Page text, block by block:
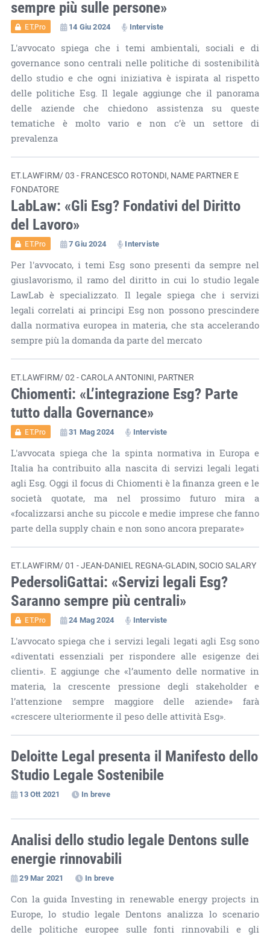
sempre più sulle persone»
ET.Pro 14 Giu 2024 Interviste
L'avvocato spiega che i temi ambientali, sociali e di
governance sono centrali nelle politiche di sostenibilità
dello studio e che ogni iniziativa è ispirata al rispetto
delle politiche Esg. Il legale aggiunge che il panorama
delle aziende che chiedono assistenza su queste
tematiche è molto vario e non c’è un settore di
prevalenza
ET.LAWFIRM/ 03 - FRANCESCO ROTONDI, NAME PARTNER E
FONDATORE
LabLaw: «Gli Esg? Fondativi del Diritto
del Lavoro»
ET.Pro 7 Giu 2024 Interviste
Per l'avvocato, i temi Esg sono presenti da sempre nel
giuslavorismo, il ramo del diritto in cui lo studio legale
LawLab è specializzato. Il legale spiega che i servizi
legali correlati ai principi Esg non possono prescindere
dalla normativa europea in materia, che sta accelerando
sempre più la domanda da parte del mercato
ET.LAWFIRM/ 02 - CAROLA ANTONINI, PARTNER
Chiomenti: «L’integrazione Esg? Parte
tutto dalla Governance»
ET.Pro 31 Mag 2024 Interviste
L'avvocata spiega che la spinta normativa in Europa e
Italia ha contribuito alla nascita di servizi legali legati
agli Esg. Oggi il focus di Chiomenti è la finanza green e le
società quotate, ma nel prossimo futuro mira a
«focalizzarsi anche su piccole e medie imprese che fanno
parte della supply chain e non sono ancora preparate»
ET.LAWFIRM/ 01 - JEAN-DANIEL REGNA-GLADIN, SOCIO SALARY
PedersoliGattai: «Servizi legali Esg?
Saranno sempre più centrali»
ET.Pro 24 Mag 2024 Interviste
L'avvocato spiega che i servizi legali legati agli Esg sono
«diventati essenziali per rispondere alle esigenze dei
clienti». E aggiunge che «l’aumento delle normative in
materia, la crescente pressione degli stakeholder e
l’attenzione sempre maggiore delle aziende» farà
«crescere ulteriormente il peso delle attività Esg».
Deloitte Legal presenta il Manifesto dello
Studio Legale Sostenibile
13 Ott 2021 In breve
Analisi dello studio legale Dentons sulle
energie rinnovabili
29 Mar 2021 In breve
Con la guida Investing in renewable energy projects in
Europe, lo studio legale Dentons analizza lo scenario
delle politiche europee sulle fonti rinnovabili e gli